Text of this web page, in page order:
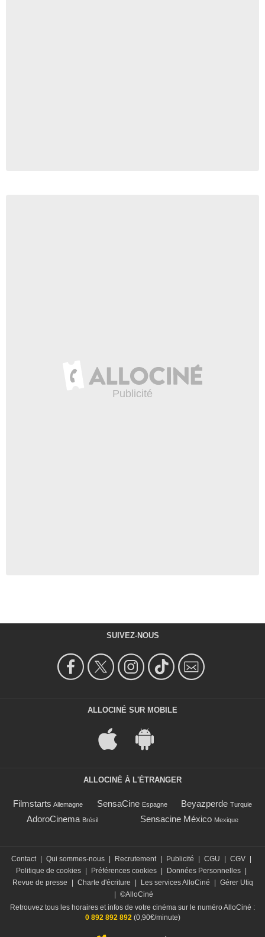
SUIVEZ-NOUS
ALLOCINÉ SUR MOBILE
ALLOCINÉ À L'ÉTRANGER
Filmstarts Allemagne SensaCine Espagne Beyazperde Turquie
AdoroCinema Brésil Sensacine México Mexique
Contact | Qui sommes-nous | Recrutement | Publicité | CGU | CGV |
Politique de cookies | Préférences cookies | Données Personnelles |
Revue de presse
| Charte d'écriture | Les services AlloCiné | Gérer Utiq
| ©AlloCiné
Retrouvez tous les horaires et infos de votre cinéma sur le numéro AlloCiné :
0 892 892 892 (0,90€/minute)